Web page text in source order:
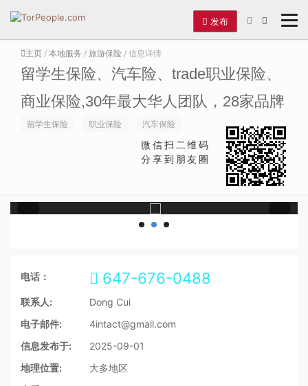
发布
主页 / 本地服务 / 旅游保险 / 信息详情
留学生保险、汽车险、trade职业保险、
商业保险,30年最大华人团队，28家品牌
留学生保险 职业保险 汽车保险
微信扫二维码
分享到朋友圈
电话： 647-676-0488
联系人:
Dong Cui
电子邮件:
4intact@gmail.com
信息发布于:
2025-09-01
地理位置:
大多地区